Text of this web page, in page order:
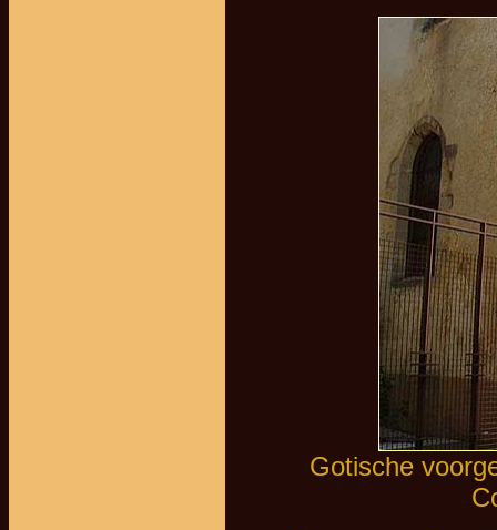
Gotische